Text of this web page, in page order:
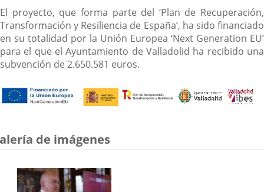
El proyecto, que forma parte del ‘Plan de Recuperación,
Transformación y Resiliencia de España’, ha sido financiado
en su totalidad por la Unión Europea ‘Next Generation EU’
para el que el Ayuntamiento de Valladolid ha recibido una
subvención de 2.650.581 euros.
de imágenes